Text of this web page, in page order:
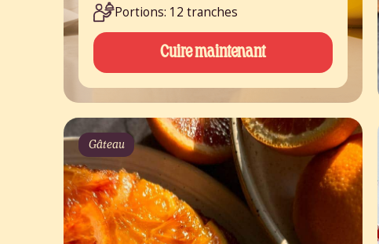
Portions: 12 tranches
Cuire maintenant
Gâteau